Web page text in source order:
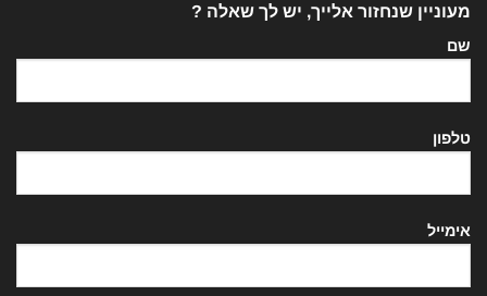
מעוניין שנחזור אלייך, יש לך שאלה ?
שם
טלפון
אימייל